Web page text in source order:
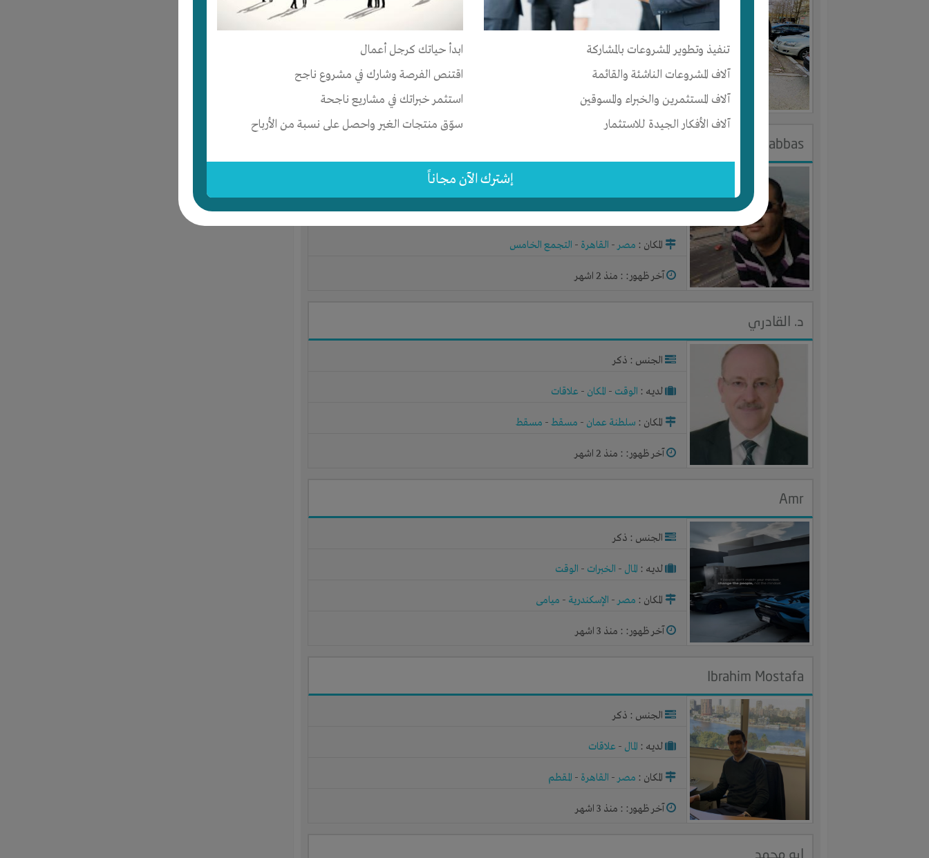
تنفيذ وتطوير المشروعات بالمشاركة
آلاف المشروعات الناشئة والقائمة
آلاف المستثمرين والخبراء والمسوقين
آلاف الأفكار الجيدة للاستثمار
ابدأ حياتك كرجل أعمال
اقتنص الفرصة وشارك في مشروع ناجح
استثمر خبراتك في مشاريع ناجحة
سوّق منتجات الغير واحصل على نسبة من الأرباح
إشترك الآن مجاناً
الجنس : ذكر
المكان : مصر -القاهرة
آخر ظهور: : منذ 2 اشهر
khaled abbas
لديـه :الوقت-شركة أو مصنع أو ورشة
المكان : مصر- القاهرة - التجمع الخامس
آخر ظهور: : منذ 2 اشهر
د. القادري
الجنس : ذكر
لديـه : الوقت - المكان - علاقات
المكان : سلطنة عمان - مسقط- مسقط
آخر ظهور: : منذ 2 اشهر
Amr
الجنس : ذكر
لديـه : المال - الخبرات - الوقت
المكان : مصر- الإسكندرية - ميامى
آخر ظهور: : منذ 3 اشهر
Ibrahim Mostafa
الجنس : ذكر
لديـه : المال - علاقات
المكان : مصر- القاهرة - المقطم
آخر ظهور: : منذ 3 اشهر
ابو محمد